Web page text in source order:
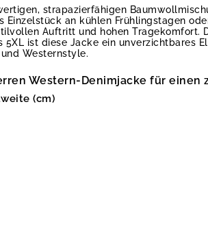
strapazierfähigen
Einzelstück an kühlen Frühlingstagen
Auftritt und hohen Tragekomfort.
5XL ist diese Jacke ein unverzichtbares
Westernstyle.
Western-Denimjacke für einen
(cm)